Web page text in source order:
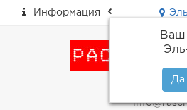
Информация
Ваш
пн-пт: с